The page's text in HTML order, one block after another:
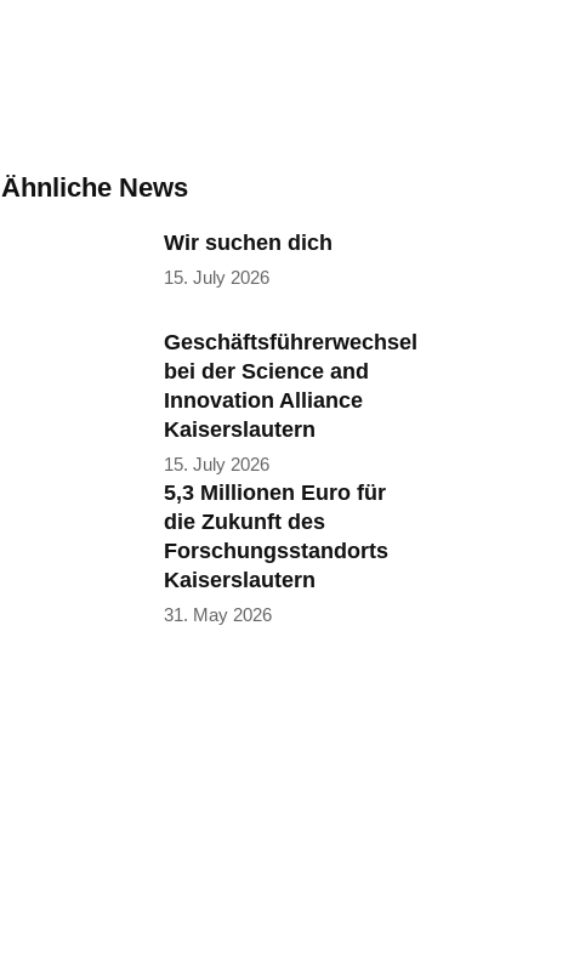
Ähnliche News
Wir suchen dich
15. July 2026
Geschäftsführerwechsel
bei der Science and
Innovation Alliance
Kaiserslautern
15. July 2026
5,3 Millionen Euro für
die Zukunft des
Forschungsstandorts
Kaiserslautern
31. May 2026